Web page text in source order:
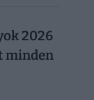
2026
minden